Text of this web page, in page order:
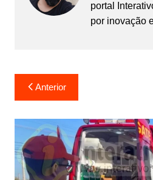
portal
por inovação
Navegação
de
Post
Anterior